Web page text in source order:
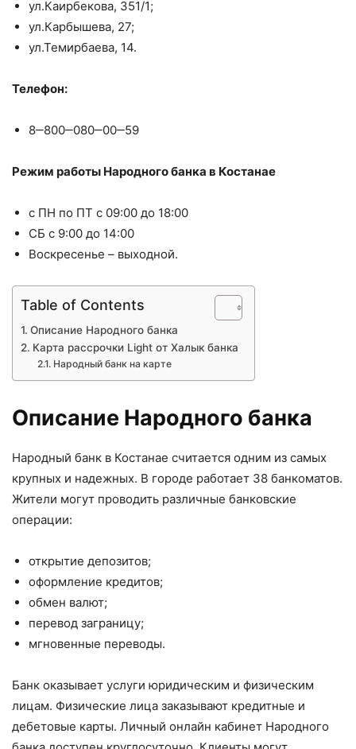
ул.Каирбекова, 351/1;
ул.Карбышева, 27;
ул.Темирбаева, 14.
Телефон:
8‒800‒080‒00‒59
Режим работы Народного банка в Костанае
с ПН по ПТ с 09:00 до 18:00
СБ с 9:00 до 14:00
Воскресенье – выходной.
Table of Contents
Описание Народного банка
Карта рассрочки Light от Халык банка
Народный банк на карте
Описание Народного банка
Народный банк в Костанае считается одним из самых
крупных и надежных. В городе работает 38 банкоматов.
Жители могут проводить различные банковские
операции:
открытие депозитов;
оформление кредитов;
обмен валют;
перевод заграницу;
мгновенные переводы.
Банк оказывает услуги юридическим и физическим
лицам. Физические лица заказывают кредитные и
дебетовые карты. Личный онлайн кабинет Народного